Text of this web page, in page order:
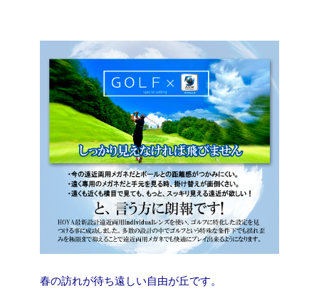
春の訪れが待ち遠しい自由が丘です。